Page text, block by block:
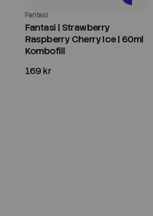
Fantasi
Fantasi | Strawberry
Raspberry Cherry Ice | 60ml
Kombofill
169 kr